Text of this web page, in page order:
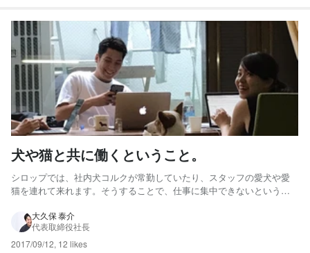
犬や猫と共に働くということ。
シロップでは、社内犬コルクが常勤していたり、スタッフの愛犬や愛
猫を連れて来れます。そうすることで、仕事に集中できないというリ
す。メディアなどサービスをつくる上でも目の前にいる犬や猫のこと
を考えることができます。 また、福利厚生として、愛犬や愛猫が体調
が...
大久保 泰介
代表取締役社長
2017/09/12, 12 likes